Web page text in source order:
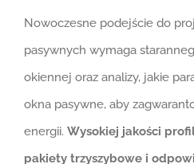
Nowoczesne podejście do
pasywnych wymaga
okiennej oraz analizy, jakie
okna pasywne, aby
energii. Wysokiej jakości
pakiety trzyszybowe i